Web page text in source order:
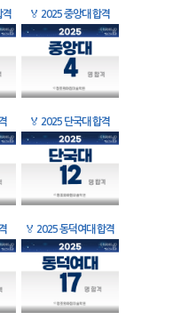
격 🏅 2025 중앙대 합격
🏅 2025 단국대 합격
🏅 2025 동덕여대 합격